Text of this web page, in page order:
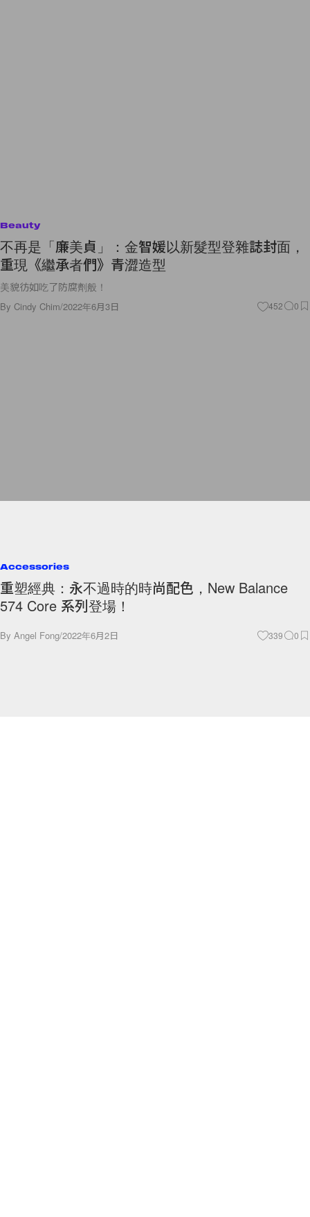
Beauty
不再是「廉美貞」：金智媛以新髮型登雜誌封面，
重現《繼承者們》青澀造型
美貌彷如吃了防腐劑般！
By Cindy Chim/2022年6月3日 452 0
Accessories
重塑經典：永不過時的時尚配色，New Balance
574 Core 系列登場！
By Angel Fong/2022年6月2日 339 0